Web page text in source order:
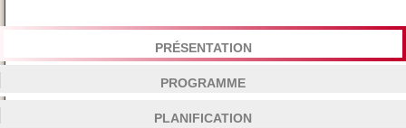
PRÉSENTATION
PROGRAMME
PLANIFICATION